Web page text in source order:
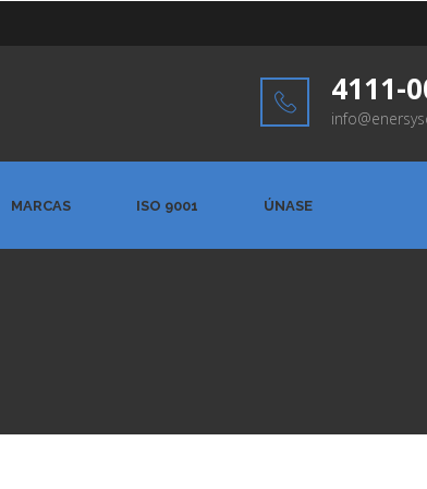
4111-
MARCAS ISO 9001 ÚNASE